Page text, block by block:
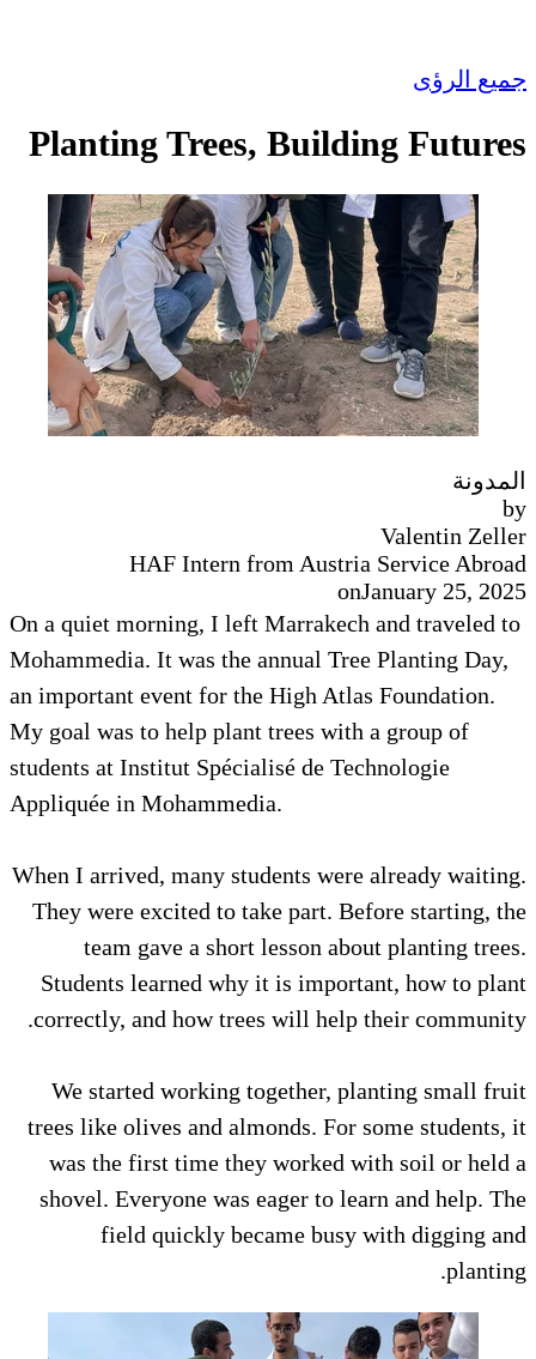
جميع الرؤى
Planting Trees, Building Futures
المدونة
by
Valentin Zeller
HAF Intern from Austria Service Abroad
onJanuary 25, 2025
On a quiet morning, I left Marrakech and traveled to
Mohammedia. It was the annual Tree Planting Day,
an important event for the High Atlas Foundation.
My goal was to help plant trees with a group of
students at Institut Spécialisé de Technologie
Appliquée in Mohammedia.
When I arrived, many students were already waiting.
They were excited to take part. Before starting, the
team gave a short lesson about planting trees.
Students learned why it is important, how to plant
correctly, and how trees will help their community.
We started working together, planting small fruit
trees like olives and almonds. For some students, it
was the first time they worked with soil or held a
shovel. Everyone was eager to learn and help. The
field quickly became busy with digging and
planting.